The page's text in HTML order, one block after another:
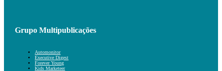
Grupo Multipublicações
Automonitor
Executive Digest
Forever Young
Kids Marketeer